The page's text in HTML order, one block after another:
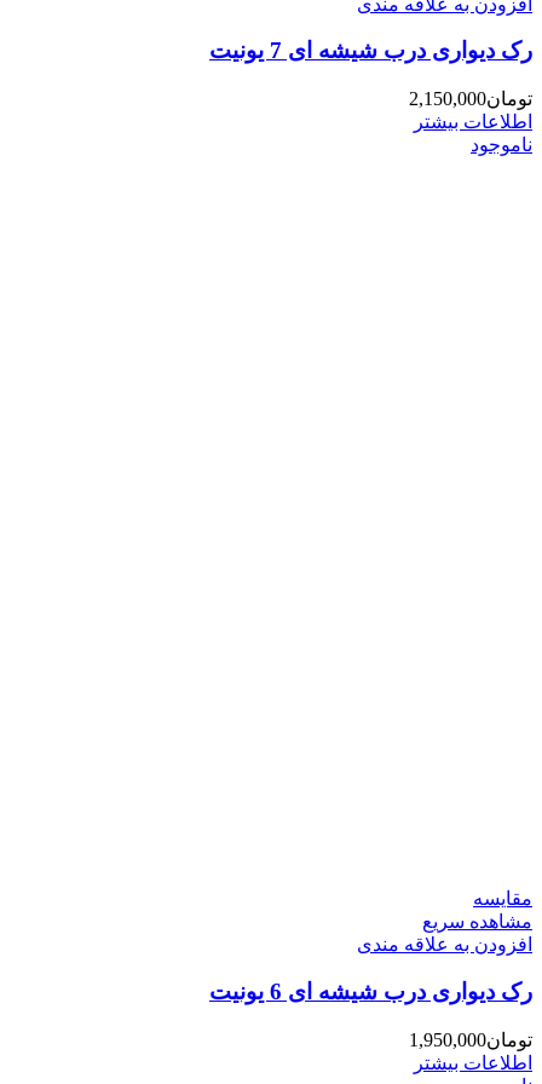
رک دیواری درب شیشه ای 7 یونیت
تومان2,150,000
اطلاعات بیشتر
ناموجود
مقایسه
مشاهده سریع
افزودن به علاقه مندی
رک دیواری درب شیشه ای 6 یونیت
تومان1,950,000
اطلاعات بیشتر